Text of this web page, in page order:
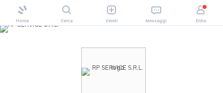
Home Cerca Vendi Messaggi Entra